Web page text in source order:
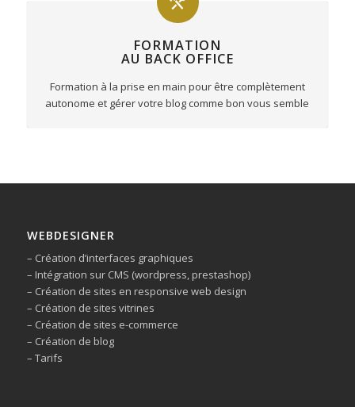
FORMATION
AU BACK OFFICE
Formation à la prise en main pour être complètement
autonome et gérer votre blog comme bon vous semble
WEBDESIGNER
– Création d’interfaces graphiques
– Intégration sur CMS (wordpress, prestashop)
– Création de sites en responsive web design
– Création de sites vitrines
– Création de sites e-commerce
– Création de blog
– Tarifs